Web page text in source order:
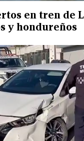
en tren de
y hondureños